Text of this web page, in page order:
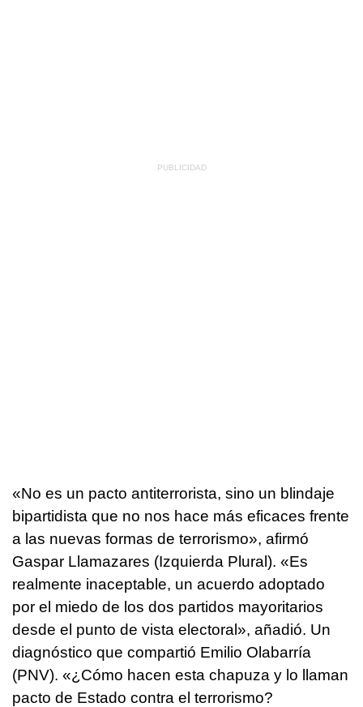
«No es un pacto antiterrorista, sino un blindaje
bipartidista que no nos hace más eficaces frente
a las nuevas formas de terrorismo», afirmó
Gaspar Llamazares (Izquierda Plural). «Es
realmente inaceptable, un acuerdo adoptado
por el miedo de los dos partidos mayoritarios
desde el punto de vista electoral», añadió. Un
diagnóstico que compartió Emilio Olabarría
(PNV). «¿Cómo hacen esta chapuza y lo llaman
pacto de Estado contra el terrorismo?